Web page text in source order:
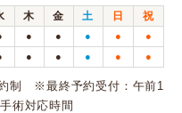
木 金 土 日
祝
● ● ● ● ●
● ● ● ● ●
制 ※最終予約受付：午前1
術対応時間